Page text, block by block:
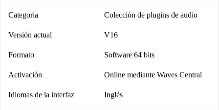
Categoría Colección de plugins de audio
Versión actual V16
Formato Software 64 bits
Activación Online mediante Waves Central
Idiomas de la interfaz Inglés